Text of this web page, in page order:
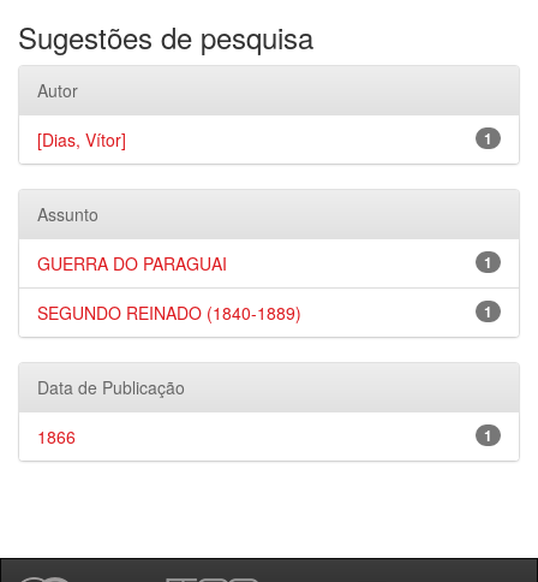
Sugestões de pesquisa
Autor
1
[Dias, Vítor]
Assunto
1
GUERRA DO PARAGUAI
1
SEGUNDO REINADO (1840-1889)
Data de Publicação
1
1866